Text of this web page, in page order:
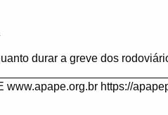
durar a greve dos
www.apape.org.br https://